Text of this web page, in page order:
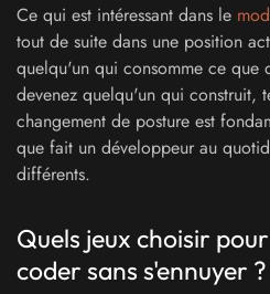
Ce qui est intéressant dans le
tout de suite dans une position
quelqu'un qui consomme ce que
devenez quelqu'un qui construit,
changement de posture est
que fait un développeur au
différents.
Quels jeux choisir
coder sans s'ennuyer ?